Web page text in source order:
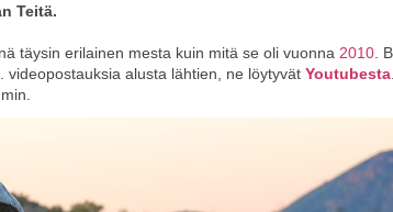
Teitä.
täysin erilainen mesta kuin mitä se oli vuonna 2010
videopostauksia alusta lähtien, ne löytyvät Youtubesta